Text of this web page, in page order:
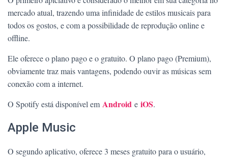
mercado atual, trazendo uma infinidade de estilos musicais para
todos os gostos, e com a possibilidade de reprodução online e
offline.
Ele oferece o plano pago e o gratuito. O plano pago (Premium),
obviamente traz mais vantagens, podendo ouvir as músicas sem
conexão com a internet.
O Spotify está disponível em Android e iOS.
Apple Music
O segundo aplicativo, oferece 3 meses gratuito para o usuário,